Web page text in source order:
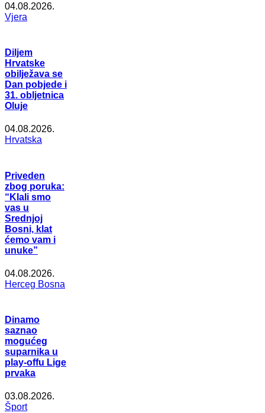
04.08.2026.
Vjera
Diljem
Hrvatske
obilježava se
Dan pobjede i
31. obljetnica
Oluje
04.08.2026.
Hrvatska
Priveden
zbog poruka:
“Klali smo
vas u
Srednjoj
Bosni, klat
ćemo vam i
unuke”
04.08.2026.
Herceg Bosna
Dinamo
saznao
mogućeg
suparnika u
play-offu Lige
prvaka
03.08.2026.
Šport